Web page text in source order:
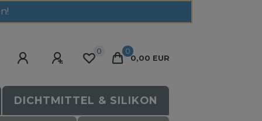
0
0
0,00 EUR
DICHTMITTEL & SILIKON